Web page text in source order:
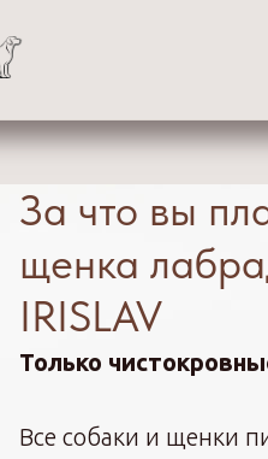
За что вы
щенка
IRISLAV
Только
Все собаки и щенки